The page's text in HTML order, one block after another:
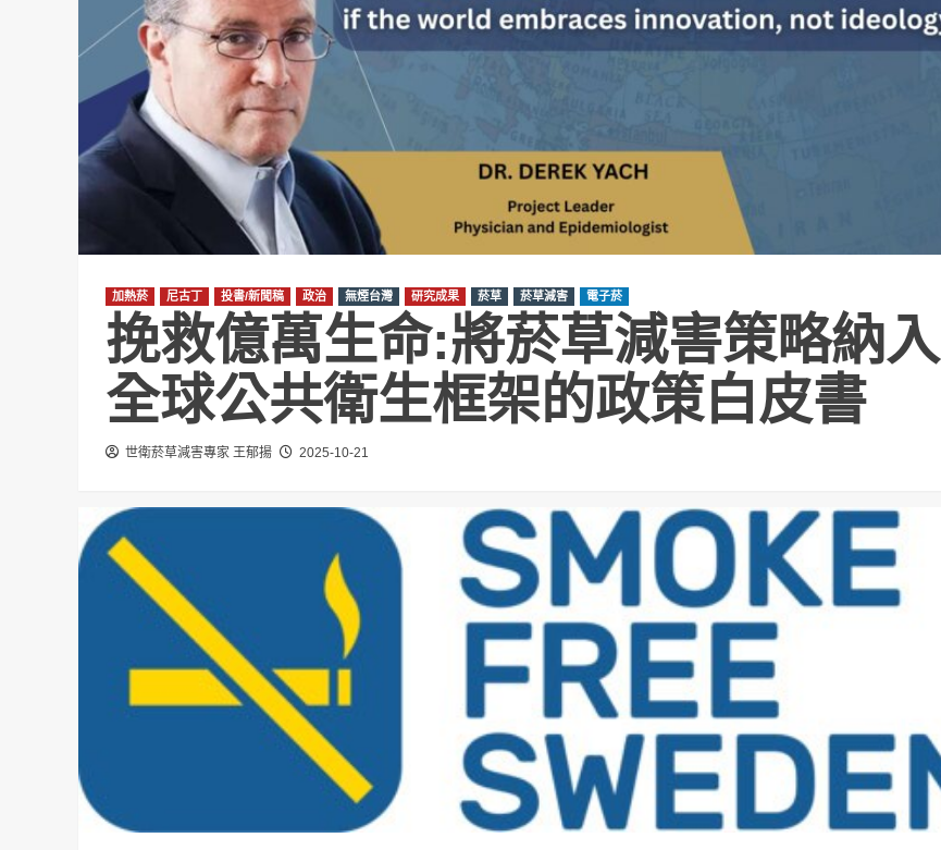
加熱菸 尼古丁 投書/新聞稿 政治 無煙台灣 研究成果 菸草 菸草減害 電子菸
挽救億萬生命:將菸草減害策略納入
全球公共衛生框架的政策白皮書
世衛菸草減害專家 王郁揚 2025-10-21